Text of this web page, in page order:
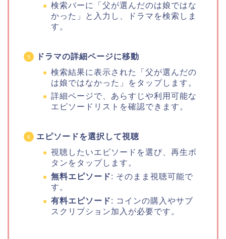
検索バーに「父が選んだのは娘ではな
かった」と入力し、ドラマを検索しま
す。
ドラマの詳細ページに移動
検索結果に表示された「父が選んだの
は娘ではなかった」をタップします。
詳細ページで、あらすじや利用可能な
エピソードリストを確認できます。
エピソードを選択して視聴
視聴したいエピソードを選び、再生ボ
タンをタップします。
無料エピソード: そのまま視聴可能で
す。
有料エピソード: コインの購入やサブ
スクリプション加入が必要です。